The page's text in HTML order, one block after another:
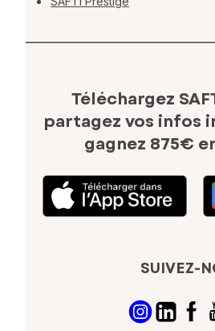
Téléchargez
partagez vos infos
gagnez 875€
SUIVEZ-